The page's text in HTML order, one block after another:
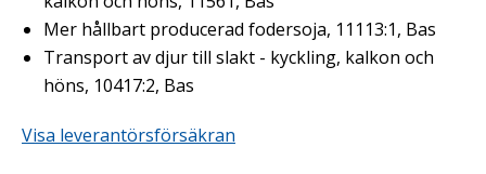
Mer hållbart producerad fodersoja, 11113:1, Bas
Transport av djur till slakt - kyckling, kalkon och
höns, 10417:2, Bas
Visa leverantörsförsäkran